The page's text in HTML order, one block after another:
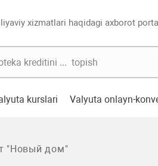
xizmatlari haqidagi axborot
kurslari Valyuta onlayn-
"Новый дом"